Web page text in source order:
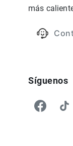
más
Síguenos